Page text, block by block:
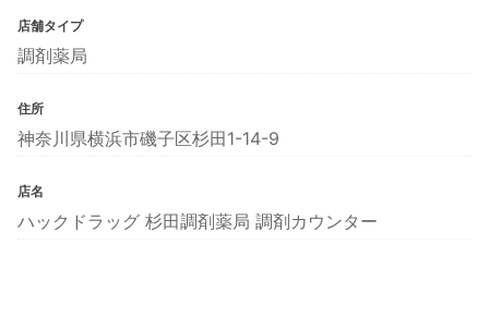
店舗タイプ
調剤薬局
住所
神奈川県横浜市磯子区杉田1-14-9
店名
ハックドラッグ 杉田調剤薬局 調剤カウンター